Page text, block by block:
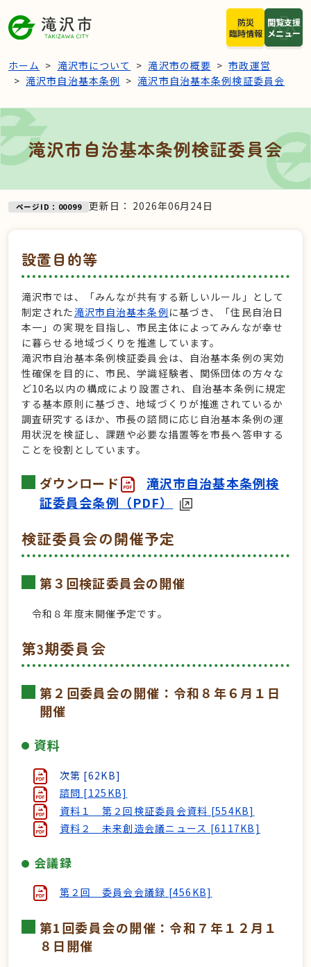
閲覧支援
メニュー
防災
臨時情報
ホーム 滝沢市について 滝沢市の概要
市政運営
滝沢市自治基本条例
滝沢市自治基本条例検証委員会
滝沢市自治基本条例検証委員会
ページID：00099 更新日： 2026年06月24日
設置目的等
滝沢市では、「みんなが共有する新しいルール」として
制定された滝沢市自治基本条例 に基づき、「住民自治日
本一」の実現を目指し、市民主体によってみんなが幸せ
に暮らせる地域づくりを推進しています。
滝沢市自治基本条例検証委員会は、自治基本条例の実効
性確保を目的に、市民、学識経験者、関係団体の方々な
ど10名以内の構成により設置され、自治基本条例に規定
する基本原則に基づき、地域づくりが推進されているか
調査研究するほか、市長の諮問に応じ自治基本条例の運
用状況を検証し、課題や必要な措置等を市長へ答申する
ことを役割としています。
ダウンロード
滝沢市自治基本条例検
証委員会条例（PDF）
検証委員会の開催予定
第３回検証委員会の開催
令和８年度末開催予定です。
第3期委員会
第２回委員会の開催：令和８年６月１日
開催
資料
次第 [62KB]
諮問 [125KB]
資料１ 第２回検証委員会資料 [554KB]
資料２ 未来創造会議ニュース [6117KB]
会議録
第２回 委員会会議録 [456KB]
第1回委員会の開催：令和７年１２月１
８日開催